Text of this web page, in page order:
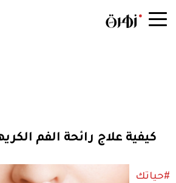
كيفية علاج رائحة الفم
#حياتك